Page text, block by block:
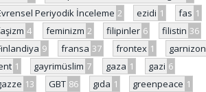
Periyodik İnceleme 2 ezidi 1 fas 1
4 feminizm 2 filipinler 6 filistin 36
9 fransa 37 frontex 1
garnizon
1 gayrimüslim 7 gaza 1 gazi 6
13 GBT 86 gıda 1 greenpeace 1